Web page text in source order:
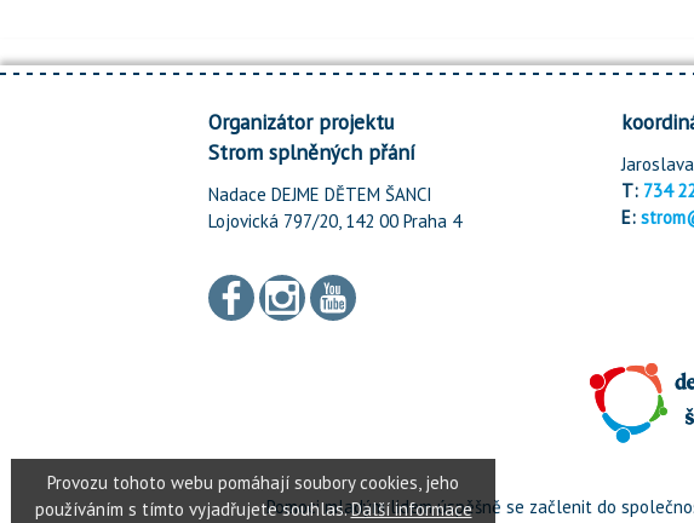
Organizátor projektu
Strom splněných přání
Nadace DEJME DĚTEM ŠANCI
Lojovická 797/20, 142 00 Praha 4
T: 734
E:
Pomoci mladým lidem úspěšně se začlenit do